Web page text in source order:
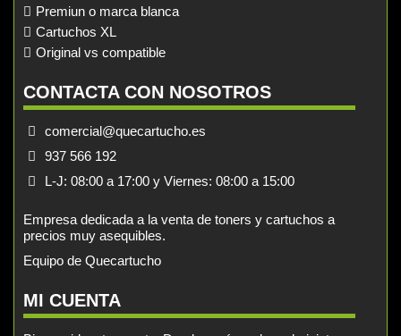
Premiun o marca blanca
Cartuchos XL
Original vs compatible
CONTACTA CON NOSOTROS
comercial@quecartucho.es
937 566 192
L-J: 08:00 a 17:00 y Viernes: 08:00 a 15:00
Empresa dedicada a la venta de toners y cartuchos a
precios muy asequibles.
Equipo de Quecartucho
MI CUENTA